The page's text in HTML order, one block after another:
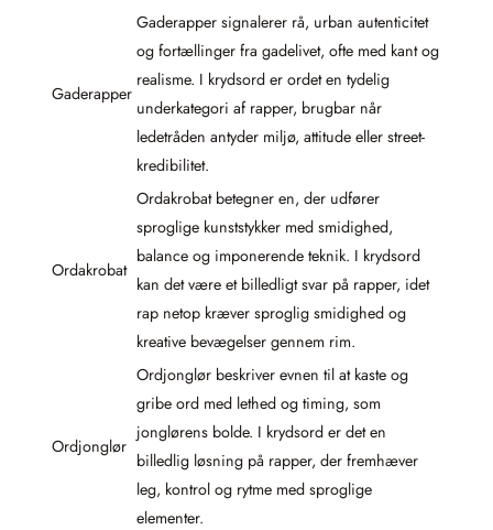
Gaderapper
Gaderapper signalerer rå, urban autenticitet
og fortællinger fra gadelivet, ofte med kant og
realisme. I krydsord er ordet en tydelig
underkategori af rapper, brugbar når
ledetråden antyder miljø, attitude eller street-
kredibilitet.
Ordakrobat
Ordakrobat betegner en, der udfører
sproglige kunststykker med smidighed,
balance og imponerende teknik. I krydsord
kan det være et billedligt svar på rapper, idet
rap netop kræver sproglig smidighed og
kreative bevægelser gennem rim.
Ordjonglør
Ordjonglør beskriver evnen til at kaste og
gribe ord med lethed og timing, som
jonglørens bolde. I krydsord er det en
billedlig løsning på rapper, der fremhæver
leg, kontrol og rytme med sproglige
elementer.